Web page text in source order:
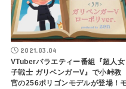
VRChat
関連